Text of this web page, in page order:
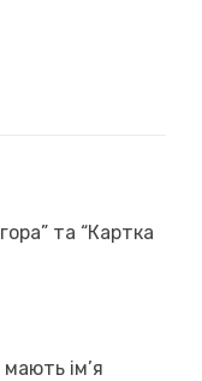
та “Картка
ім’я